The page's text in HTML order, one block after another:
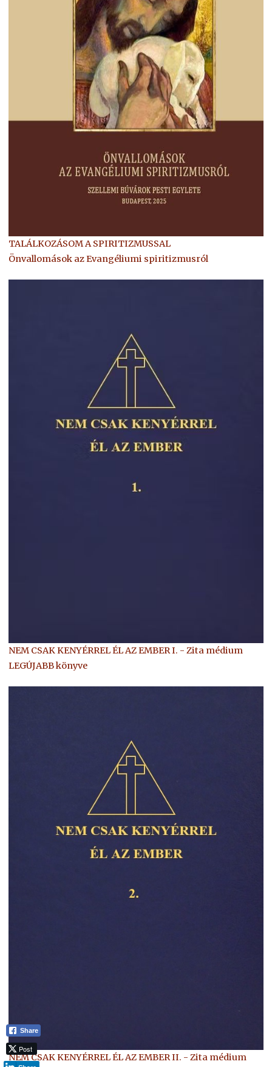
TALÁLKOZÁSOM A SPIRITIZMUSSAL
Önvallomások az Evangéliumi spiritizmusról
NEM CSAK KENYÉRREL ÉL AZ EMBER I. - Zita médium
LEGÚJABB könyve
NEM CSAK KENYÉRREL ÉL AZ EMBER II. - Zita médium
Share
Post